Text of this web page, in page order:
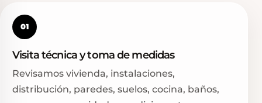
01
Visita técnica y toma de medidas
Revisamos vivienda, instalaciones,
distribución, paredes, suelos, cocina, baños,